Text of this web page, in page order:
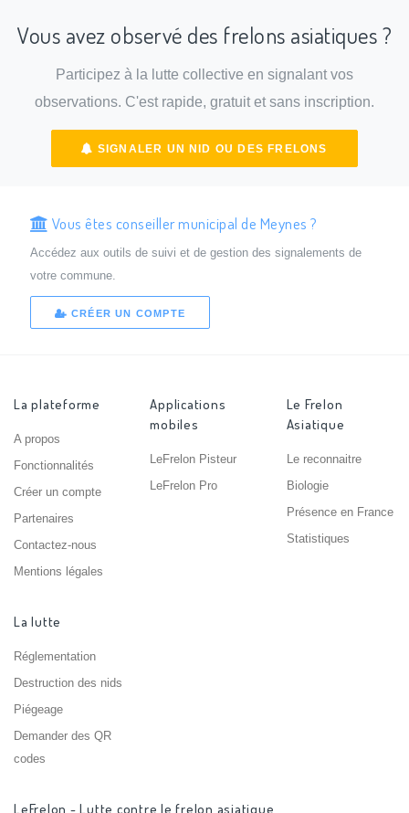
Vous avez observé des frelons asiatiques ?
Participez à la lutte collective en signalant vos
observations. C'est rapide, gratuit et sans inscription.
SIGNALER UN NID OU DES FRELONS
Vous êtes conseiller municipal de Meynes ?
Accédez aux outils de suivi et de gestion des signalements de
votre commune.
CRÉER UN COMPTE
La plateforme
A propos
Fonctionnalités
Créer un compte
Partenaires
Contactez-nous
Mentions légales
Applications
mobiles
LeFrelon Pisteur
LeFrelon Pro
Le Frelon
Asiatique
Le reconnaitre
Biologie
Présence en France
Statistiques
La lutte
Réglementation
Destruction des nids
Piégeage
Demander des QR
codes
LeFrelon - Lutte contre le frelon asiatique